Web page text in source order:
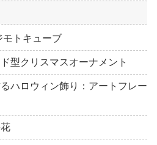
モトキューブ
型クリスマスオーナメント
ハロウィン飾り：アートフレー